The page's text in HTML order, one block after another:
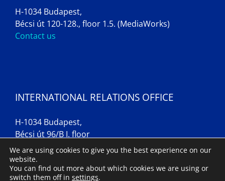
H-1034 Budapest,
Bécsi út 120-128., floor 1.5. (MediaWorks)
Contact us
INTERNATIONAL RELATIONS OFFICE
H-1034 Budapest,
Bécsi út 96/B I. floor
Contact us
We are using cookies to give you the best experience on our
website.
You can find out more about which cookies we are using or
switch them off in settings.